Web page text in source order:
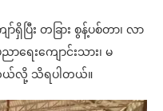
ပြီး တခြား စွန့်ပစ်တာ၊ လာ
ေးကျောင်းသား၊ မ
ယ်လို့ သိရပါတယ်။